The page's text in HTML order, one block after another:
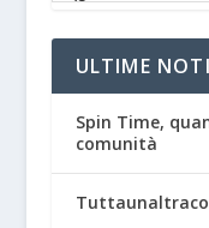
ULTIME
Spin Time,
comunità